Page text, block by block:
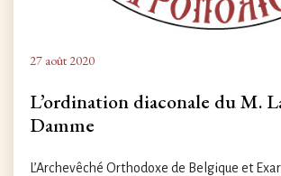
27 août 2020
L’ordination diaconale du M.
Damme
L’Archevêché Orthodoxe de Belgique et